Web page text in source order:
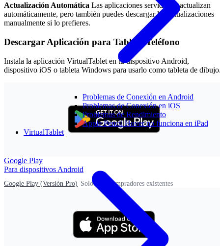
Problemas de Conexión en Android
Problemas de Conexión en iOS
Problemas de Rendimiento
Apple Pencil Hover no funciona en iPad
VirtualTablet
Actualización Automática Las aplicaciones servidor se actualizan
automáticamente, pero también puedes descargar las actualizaciones
manualmente si lo prefieres.
Descargar Aplicación para Tableta/Teléfono
Instala la aplicación VirtualTablet en tu dispositivo Android,
dispositivo iOS o tableta Windows para usarlo como tableta de
Google Play
Para dispositivos Android
Google Play (Versión Pro) Solo para compradores existentes